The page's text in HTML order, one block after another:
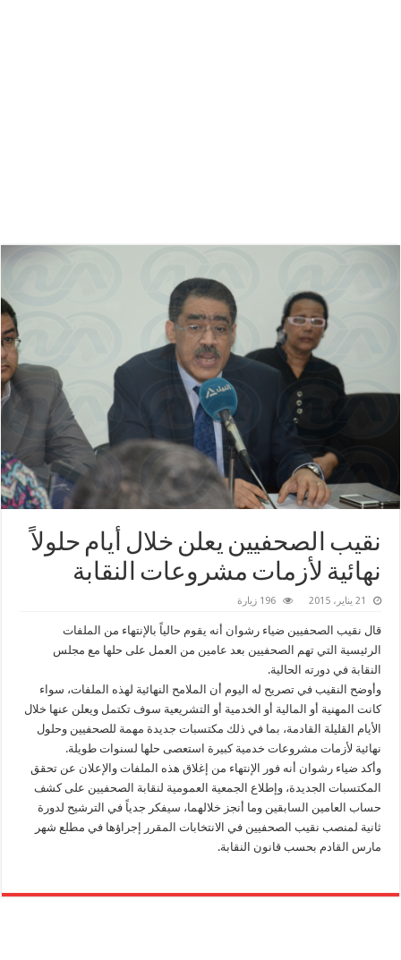
نقيب الصحفيين يعلن خلال أيام حلولاً
نهائية لأزمات مشروعات النقابة
21 يناير، 2015 196 زيارة
قال نقيب الصحفيين ضياء رشوان أنه يقوم حالياً بالإنتهاء من الملفات
الرئيسية التي تهم الصحفيين بعد عامين من العمل على حلها مع مجلس
النقابة في دورته الحالية.
وأوضح النقيب في تصريح له اليوم أن الملامح النهائية لهذه الملفات، سواء
كانت المهنية أو المالية أو الخدمية أو التشريعية سوف تكتمل ويعلن عنها خلال
الأيام القليلة القادمة، بما في ذلك مكتسبات جديدة مهمة للصحفيين وحلول
نهائية لأزمات مشروعات خدمية كبيرة استعصى حلها لسنوات طويلة.
وأكد ضياء رشوان أنه فور الإنتهاء من إغلاق هذه الملفات والإعلان عن تحقق
المكتسبات الجديدة، وإطلاع الجمعية العمومية لنقابة الصحفيين على كشف
حساب العامين السابقين وما أنجز خلالهما، سيفكر جدياً في الترشيح لدورة
ثانية لمنصب نقيب الصحفيين في الانتخابات المقرر إجراؤها في مطلع شهر
مارس القادم بحسب قانون النقابة.